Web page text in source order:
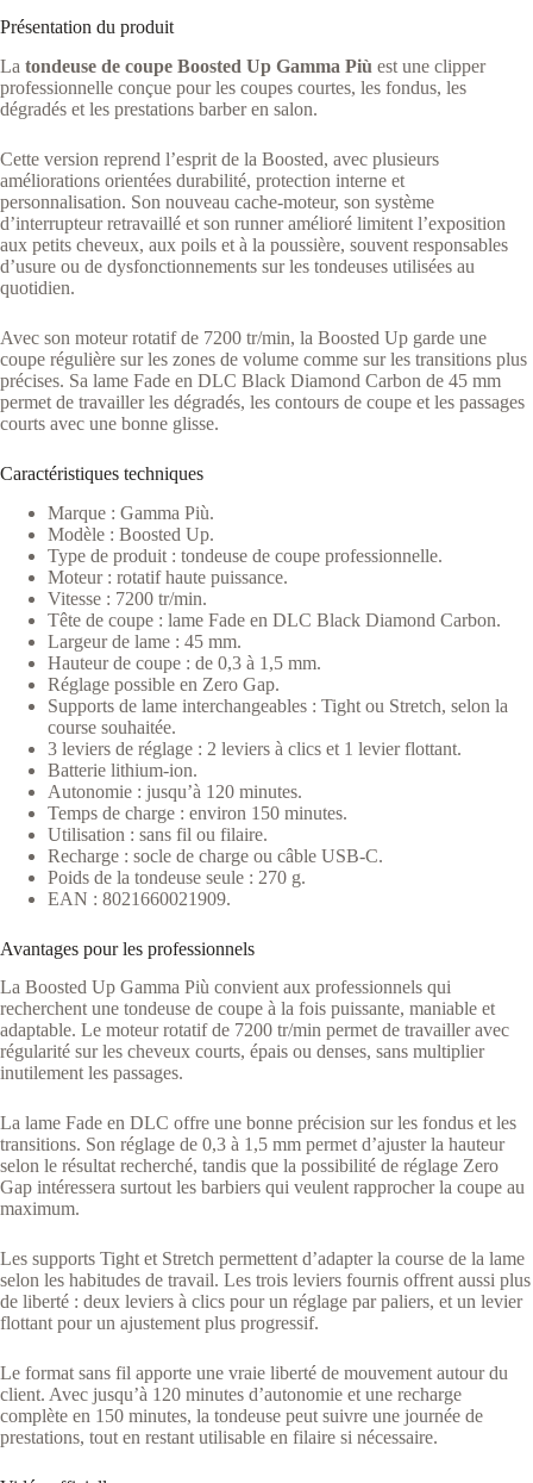
Présentation du produit
La tondeuse de coupe Boosted Up Gamma Più est une clipper
professionnelle conçue pour les coupes courtes, les fondus, les
dégradés et les prestations barber en salon.
Cette version reprend l’esprit de la Boosted, avec plusieurs
améliorations orientées durabilité, protection interne et
personnalisation. Son nouveau cache-moteur, son système
d’interrupteur retravaillé et son runner amélioré limitent l’exposition
aux petits cheveux, aux poils et à la poussière, souvent responsables
d’usure ou de dysfonctionnements sur les tondeuses utilisées au
quotidien.
Avec son moteur rotatif de 7200 tr/min, la Boosted Up garde une
coupe régulière sur les zones de volume comme sur les transitions plus
précises. Sa lame Fade en DLC Black Diamond Carbon de 45 mm
permet de travailler les dégradés, les contours de coupe et les passages
courts avec une bonne glisse.
Caractéristiques techniques
Marque : Gamma Più.
Modèle : Boosted Up.
Type de produit : tondeuse de coupe professionnelle.
Moteur : rotatif haute puissance.
Vitesse : 7200 tr/min.
Tête de coupe : lame Fade en DLC Black Diamond Carbon.
Largeur de lame : 45 mm.
Hauteur de coupe : de 0,3 à 1,5 mm.
Réglage possible en Zero Gap.
Supports de lame interchangeables : Tight ou Stretch, selon la
course souhaitée.
3 leviers de réglage : 2 leviers à clics et 1 levier flottant.
Batterie lithium-ion.
Autonomie : jusqu’à 120 minutes.
Temps de charge : environ 150 minutes.
Utilisation : sans fil ou filaire.
Recharge : socle de charge ou câble USB-C.
Poids de la tondeuse seule : 270 g.
EAN : 8021660021909.
Avantages pour les professionnels
La Boosted Up Gamma Più convient aux professionnels qui
recherchent une tondeuse de coupe à la fois puissante, maniable et
adaptable. Le moteur rotatif de 7200 tr/min permet de travailler avec
régularité sur les cheveux courts, épais ou denses, sans multiplier
inutilement les passages.
La lame Fade en DLC offre une bonne précision sur les fondus et les
transitions. Son réglage de 0,3 à 1,5 mm permet d’ajuster la hauteur
selon le résultat recherché, tandis que la possibilité de réglage Zero
Gap intéressera surtout les barbiers qui veulent rapprocher la coupe au
maximum.
Les supports Tight et Stretch permettent d’adapter la course de la lame
selon les habitudes de travail. Les trois leviers fournis offrent aussi plus
de liberté : deux leviers à clics pour un réglage par paliers, et un levier
flottant pour un ajustement plus progressif.
Le format sans fil apporte une vraie liberté de mouvement autour du
client. Avec jusqu’à 120 minutes d’autonomie et une recharge
complète en 150 minutes, la tondeuse peut suivre une journée de
prestations, tout en restant utilisable en filaire si nécessaire.